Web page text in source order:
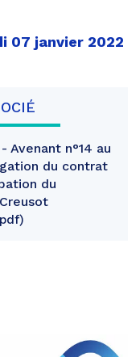
07 janvier 2022
n°14 au
du contrat
du